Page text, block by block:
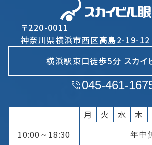
〒220-0011
神奈川県横浜市西区高島2-19-12
横浜駅東口徒歩5分 スカイ
045-461-
月 火 水 木
10:00 ～ 18:30 年中